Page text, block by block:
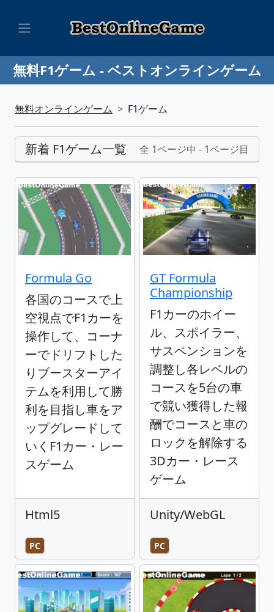
無料F1ゲーム - ベストオンラインゲーム
無料オンラインゲーム F1ゲーム
新着 F1ゲーム一覧 全 1ページ中 - 1ページ目
Formula Go
各国のコースで上
空視点でF1カーを
操作して、コーナ
ーでドリフトした
りブースターアイ
テムを利用して勝
利を目指し車をア
ップグレードして
いくF1カー・レー
スゲーム
Html5
PC
GT Formula
Championship
F1カーのホイー
ル、スポイラー、
サスペンションを
調整し各レベルの
コースを5台の車
で競い獲得した報
酬でコースと車の
ロックを解除する
3Dカー・レース
ゲーム
Unity/WebGL
PC